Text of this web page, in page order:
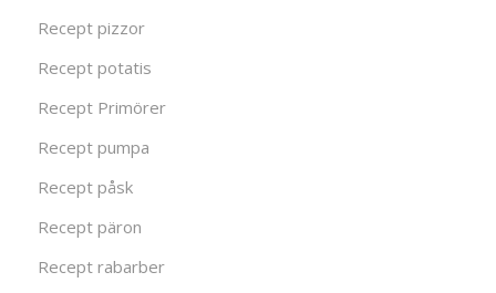
Recept pizzor
Recept potatis
Recept Primörer
Recept pumpa
Recept påsk
Recept päron
Recept rabarber